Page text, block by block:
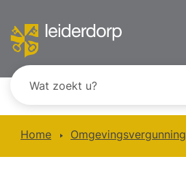
Home Omgevingsvergunning